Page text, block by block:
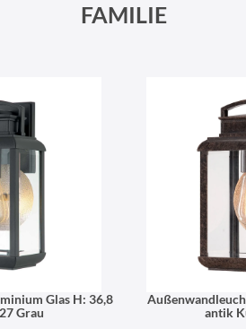
FAMILIE
Glas H: 36,8
Grau
antik